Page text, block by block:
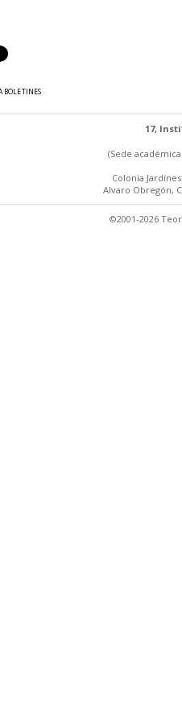
BOLETINES
17,
(Sede
Colonia
Alvaro Obregón,
©2001-2026